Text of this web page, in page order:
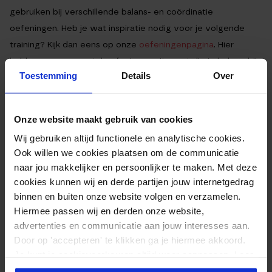
Toestemming Details Over
Onze website maakt gebruik van cookies
Wij gebruiken altijd functionele en analytische cookies.
Ook willen we cookies plaatsen om de communicatie
naar jou makkelijker en persoonlijker te maken. Met deze
cookies kunnen wij en derde partijen jouw internetgedrag
binnen en buiten onze website volgen en verzamelen.
Hiermee passen wij en derden onze website,
advertenties en communicatie aan jouw interesses aan.
Door op 'accepteren' te klikken ga je hiermee akkoord.
er meer over in onsprivacy beleid.
gebruiken bij verschillende balans- en coördinatie
oefeningen. Heb je wat inspiratie nodig voor je volgende
training? Kijk dan eens op onze oefeningenpagina. Hier
hebben we een aantal oefeningen uitgezet die je helpen bij
je voetenwerk en balans. Combineer deze bijvoorbeeld met
wat sprintwerk om er een mooi geheel van te maken. Voor
EXTRA INFORMATIE
Kleur Wit – Geel – Groen – Blauw – Rood
Door Feedback Company